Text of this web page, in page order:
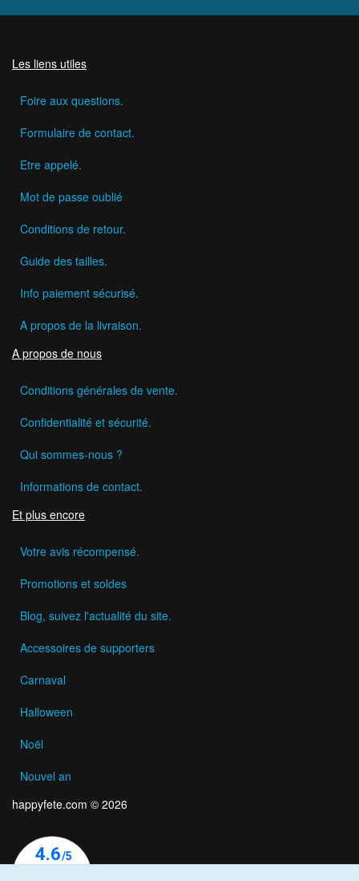
Les liens utiles
Foire aux questions.
Formulaire de contact.
Etre appelé.
Mot de passe oublié
Conditions de retour.
Guide des tailles.
Info paiement sécurisé.
A propos de la livraison.
A propos de nous
Conditions générales de vente.
Confidentialité et sécurité.
Qui sommes-nous ?
Informations de contact.
Et plus encore
Votre avis récompensé.
Promotions et soldes
Blog, suivez l'actualité du site.
Accessoires de supporters
Carnaval
Halloween
Noël
Nouvel an
happyfete.com © 2026